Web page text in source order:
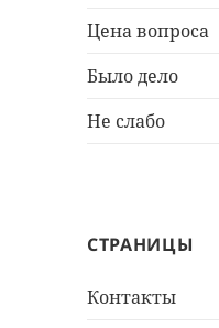
Цена вопроса
Было дело
Не слабо
СТРАНИЦЫ
Контакты